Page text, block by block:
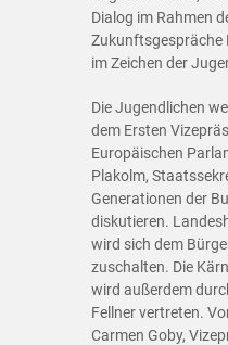
Dialog im Rahmen
Zukunftsgespräche
im Zeichen der
Die Jugendlichen
dem Ersten
Europäischen
Plakolm,
Generationen der
diskutieren.
wird sich dem
zuschalten. Die
wird außerdem
Fellner vertreten.
Carmen Goby,